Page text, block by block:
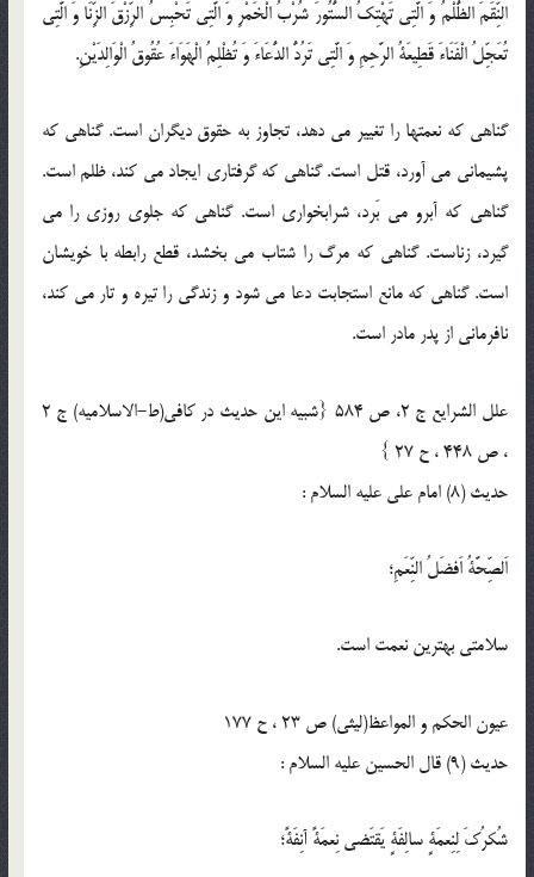
النِّقَمَ الظُّلْمُ وَ الَّتِي تَهْتِكُ السُّتُورَ شُرْبُ الْخَمْرِ وَ الَّتِي تَحْبِسُ الرِّزْقَ الزِّنَا وَ الَّتِي
تُعَجِّلُ الْفَنَاءَ قَطِيعَةُ الرَّحِمِ وَ الَّتِي تَرُدُّ الدُّعَاءَ وَ تُظْلِمُ الْهَوَاءَ عُقُوقُ الْوَالِدَيْنِ.
گناهی كه نعمت‏ها را تغيير مى‏ دهد، تجاوز به حقوق ديگران است. گناهى كه
پشيمانى مى ‏آورد، قتل است. گناهى كه گرفتارى ايجاد مى‏ كند، ظلم است.
گناهى كه آبرو مى ‏بَرد، شرابخوارى است. گناهى كه جلوى روزى را مى
‏گيرد، زناست. گناهى كه مرگ را شتاب مى ‏بخشد، قطع رابطه با خويشان
است. گناهى كه مانع استجابت دعا مى ‏شود و زندگى را تيره و تار مى ‏كند،
نافرمانى از پدر مادر است.
علل الشرايع ج 2، ص 584 {شبیه این حدیث در کافی(ط-الاسلامیه) ج 2
، ص 448 ، ح 27 }
حدیث (8) امام على عليه السلام :
اَلصِّحَّةُ اَفضَلُ النِّعَمِ؛
سلامتى بهترين نعمت است.
عیون الحکم و المواعظ(لیثی) ص 23 ، ح 177
حدیث (9) قال الحسين عليه السلام :
شُكرُكَ لِنِعمَةٍ سالِفَةٍ يَقتَضى نِعمَةً آنِفَةً؛